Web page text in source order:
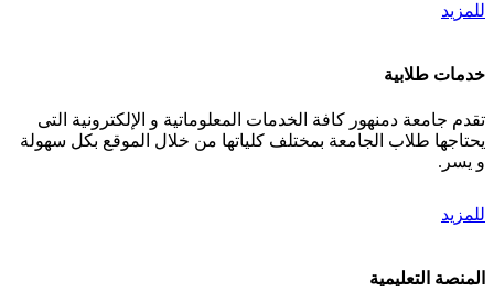
للمزيد
خدمات طلابية
تقدم جامعة دمنهور كافة الخدمات المعلوماتية و الإلكترونية التى
يحتاجها طلاب الجامعة بمختلف كلياتها من خلال الموقع بكل سهولة
و يسر.
للمزيد
المنصة التعليمية